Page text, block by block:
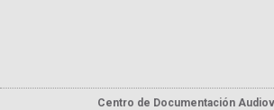
Centro de Documentación